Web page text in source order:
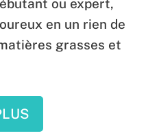
ou expert,
en un rien de
grasses et